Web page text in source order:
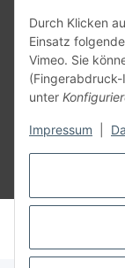
Durch Klicken
Einsatz
Vimeo. Sie
unter
Impressum
SmoliTec -
* Alle Preise inkl.